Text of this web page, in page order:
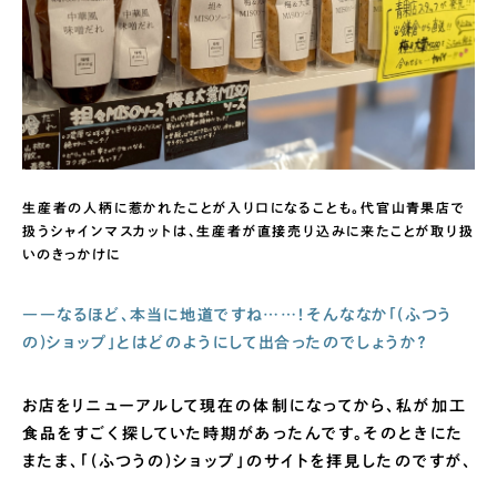
生産者の人柄に惹かれたことが入り口になることも。代官山青果店で
扱うシャインマスカットは、生産者が直接売り込みに来たことが取り扱
いのきっかけに
――なるほど、本当に地道ですね……！そんななか「(ふつう
の)ショップ」とはどのようにして出合ったのでしょうか？
お店をリニューアルして現在の体制になってから、私が加工
食品をすごく探していた時期があったんです。そのときにた
またま、「(ふつうの)ショップ」のサイトを拝見したのですが、